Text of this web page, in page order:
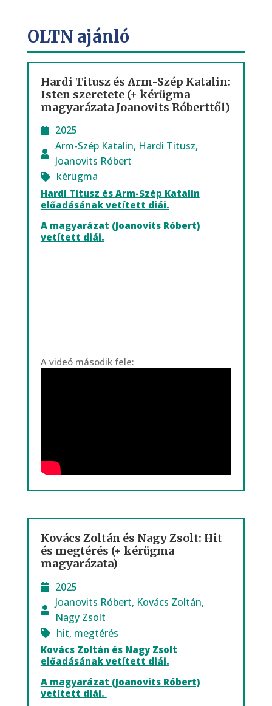
OLTN ajánló
Hardi Titusz és Arm-Szép Katalin:
Isten szeretete (+ kérügma
magyarázata Joanovits Róberttől)
2025
Arm-Szép Katalin, Hardi Titusz,
Joanovits Róbert
kérügma
Hardi Titusz és Arm-Szép Katalin
előadásának vetített diái.
A magyarázat (Joanovits Róbert)
vetített diái.
A videó második fele:
Kovács Zoltán és Nagy Zsolt: Hit
és megtérés (+ kérügma
magyarázata)
2025
Joanovits Róbert, Kovács Zoltán,
Nagy Zsolt
hit, megtérés
Kovács Zoltán és Nagy Zsolt
előadásának vetített diái.
A magyarázat (Joanovits Róbert)
vetített diái.